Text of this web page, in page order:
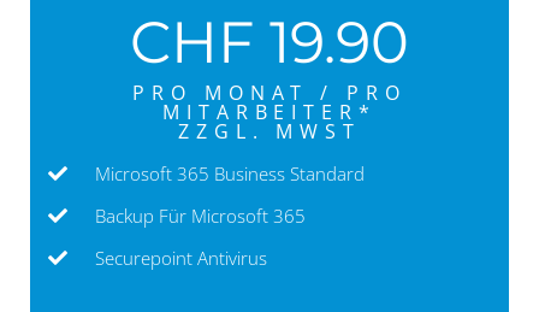
CHF 19.90
PRO MONAT / PRO
MITARBEITER*
ZZGL. MWST
Microsoft 365 Business Standard
Backup Für Microsoft 365
Securepoint Antivirus